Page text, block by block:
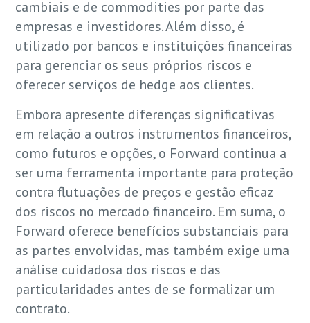
cambiais e de commodities por parte das
empresas e investidores. Além disso, é
utilizado por bancos e instituições financeiras
para gerenciar os seus próprios riscos e
oferecer serviços de hedge aos clientes.
Embora apresente diferenças significativas
em relação a outros instrumentos financeiros,
como futuros e opções, o Forward continua a
ser uma ferramenta importante para proteção
contra flutuações de preços e gestão eficaz
dos riscos no mercado financeiro. Em suma, o
Forward oferece benefícios substanciais para
as partes envolvidas, mas também exige uma
análise cuidadosa dos riscos e das
particularidades antes de se formalizar um
contrato.